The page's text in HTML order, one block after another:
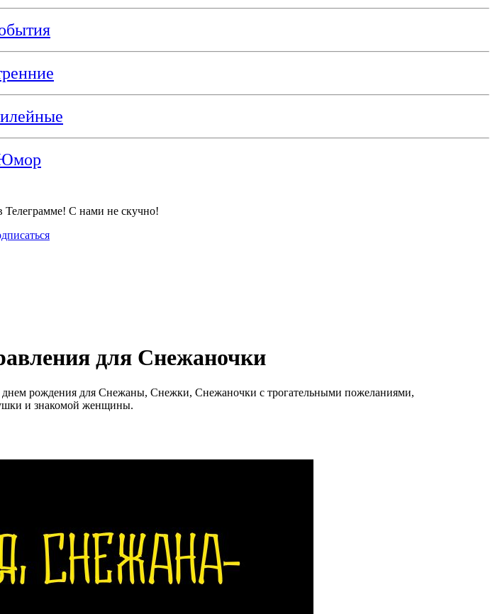
Телеграмме! С нами не скучно!
для Снежаночки
рождения для Снежаны, Снежки, Снежаночки с трогательными пожеланиями,
и знакомой женщины.